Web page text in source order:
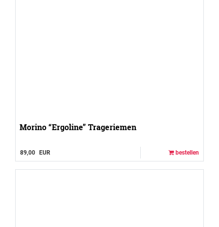
Morino “Ergoline” Trageriemen
89,00 EUR bestellen